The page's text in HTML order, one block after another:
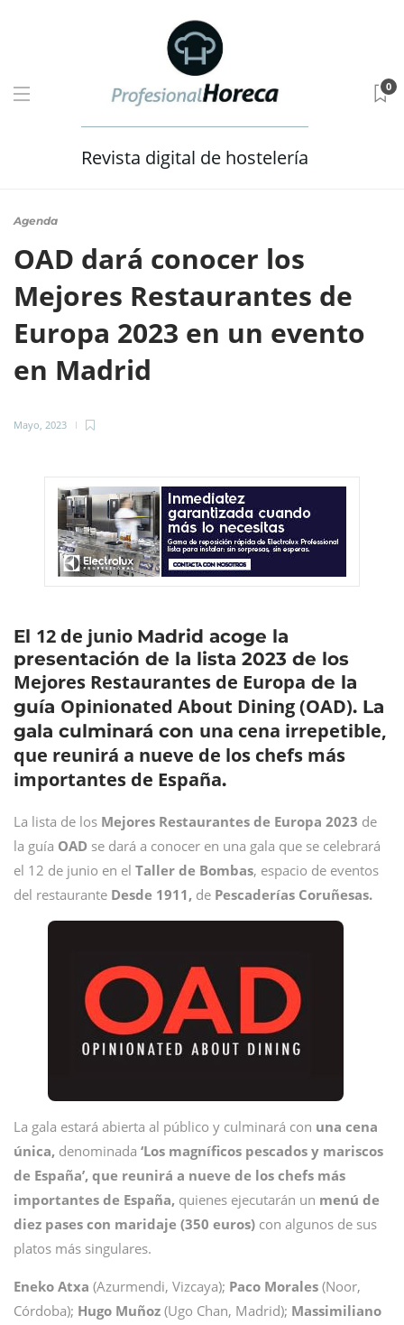
Revista digital de hostelería
0
Agenda
OAD dará conocer los
Mejores Restaurantes de
Europa 2023 en un evento
en Madrid
Mayo, 2023
El 12 de junio Madrid acoge la
presentación de la lista 2023 de los
Mejores Restaurantes de Europa de la
guía Opinionated About Dining (OAD). La
gala culminará con una cena irrepetible,
que reunirá a nueve de los chefs más
importantes de España.
La lista de los Mejores Restaurantes de Europa 2023 de
la guía OAD se dará a conocer en una gala que se celebrará
el 12 de junio en el Taller de Bombas, espacio de eventos
del restaurante Desde 1911, de Pescaderías Coruñesas.
La gala estará abierta al público y culminará con una cena
única, denominada ‘Los magníficos pescados y mariscos
de España’, que reunirá a nueve de los chefs más
importantes de España, quienes ejecutarán un menú de
diez pases con maridaje (350 euros) con algunos de sus
platos más singulares.
Eneko Atxa (Azurmendi, Vizcaya); Paco Morales (Noor,
Córdoba); Hugo Muñoz (Ugo Chan, Madrid); Massimiliano